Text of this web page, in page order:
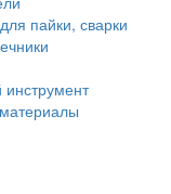
пайки, сварки